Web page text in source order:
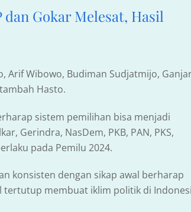
dan Gokar Melesat, Hasil
Arif Wibowo, Budiman Sudjatmijo,
Hasto.
sistem pemilihan bisa menjadi
Gerindra, NasDem, PKB, PAN, PKS,
pada Pemilu 2024.
konsisten dengan sikap awal berharap
membuat iklim politik di